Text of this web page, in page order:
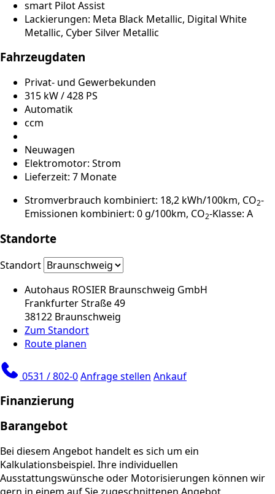
smart Pilot Assist
Lackierungen: Meta Black Metallic, Digital White
Metallic, Cyber Silver Metallic
Fahrzeugdaten
Privat- und Gewerbekunden
315 kW / 428 PS
Automatik
ccm
Neuwagen
Elektromotor: Strom
Lieferzeit: 7 Monate
Stromverbrauch kombiniert: 18,2 kWh/100km, CO2-
Emissionen kombiniert: 0 g/100km, CO2-Klasse: A
Standorte
Standort
Autohaus ROSIER Braunschweig GmbH
Frankfurter Straße 49
38122 Braunschweig
Zum Standort
Route planen
0531 / 802-0Anfrage stellen Ankauf
Finanzierung
Barangebot
Bei diesem Angebot handelt es sich um ein
Kalkulationsbeispiel. Ihre individuellen
Ausstattungswünsche oder Motorisierungen können wir